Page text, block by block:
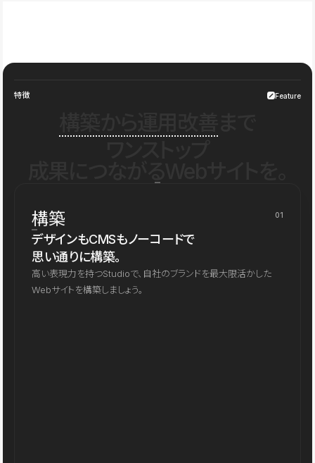
特徴 Feature
構築 01
デザインもCMSもノーコードで
思い通りに構築。
高い表現力を持つStudioで、自社のブランドを最大限活かした
Webサイトを構築しましょう。